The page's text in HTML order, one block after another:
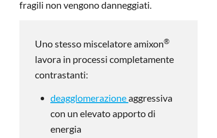
fragili non vengono danneggiati.
Uno stesso miscelatore amixon®
lavora in processi completamente
contrastanti:
deagglomerazione aggressiva
con un elevato apporto di
energia